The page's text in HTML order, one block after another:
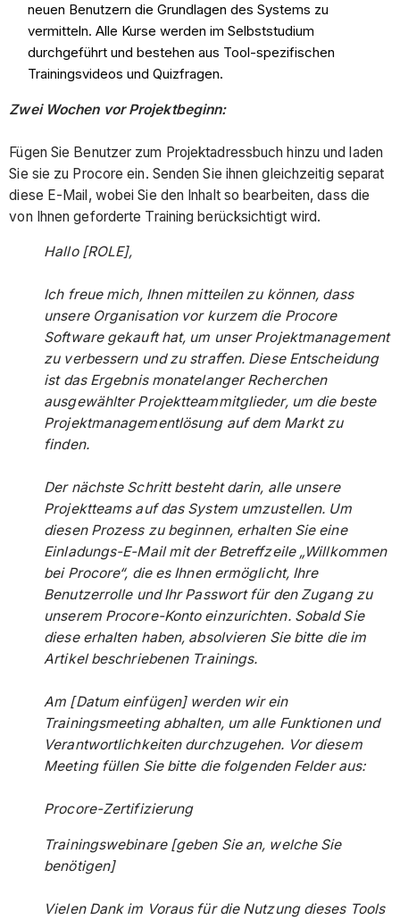
neuen Benutzern die Grundlagen des Systems zu
vermitteln. Alle Kurse werden im Selbststudium
durchgeführt und bestehen aus Tool-spezifischen
Trainingsvideos und Quizfragen.
Zwei Wochen vor Projektbeginn:
Fügen Sie Benutzer zum Projektadressbuch hinzu und laden
Sie sie zu Procore ein. Senden Sie ihnen gleichzeitig separat
diese E-Mail, wobei Sie den Inhalt so bearbeiten, dass die
von Ihnen geforderte Training berücksichtigt wird.
Hallo [ROLE],
Ich freue mich, Ihnen mitteilen zu können, dass
unsere Organisation vor kurzem die Procore
Software gekauft hat, um unser Projektmanagement
zu verbessern und zu straffen. Diese Entscheidung
ist das Ergebnis monatelanger Recherchen
ausgewählter Projektteammitglieder, um die beste
Projektmanagementlösung auf dem Markt zu
finden.
Der nächste Schritt besteht darin, alle unsere
Projektteams auf das System umzustellen. Um
diesen Prozess zu beginnen, erhalten Sie eine
Einladungs-E-Mail mit der Betreffzeile „Willkommen
bei Procore“, die es Ihnen ermöglicht, Ihre
Benutzerrolle und Ihr Passwort für den Zugang zu
unserem Procore-Konto einzurichten. Sobald Sie
diese erhalten haben, absolvieren Sie bitte die im
Artikel beschriebenen Trainings.
Am [Datum einfügen] werden wir ein
Trainingsmeeting abhalten, um alle Funktionen und
Verantwortlichkeiten durchzugehen. Vor diesem
Meeting füllen Sie bitte die folgenden Felder aus:
Procore-Zertifizierung
Trainingswebinare [geben Sie an, welche Sie
benötigen]
Vielen Dank im Voraus für die Nutzung dieses Tools